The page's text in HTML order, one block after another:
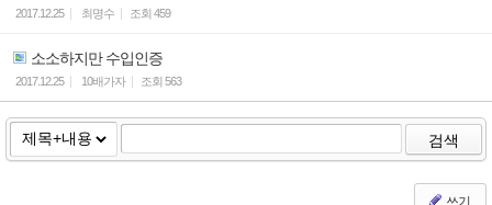
2017.12.25 최명수 조회 459
소소하지만 수입인증
2017.12.25 10배가자 조회 563
검색
쓰기